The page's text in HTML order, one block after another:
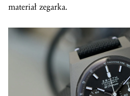
materiał zegarka.